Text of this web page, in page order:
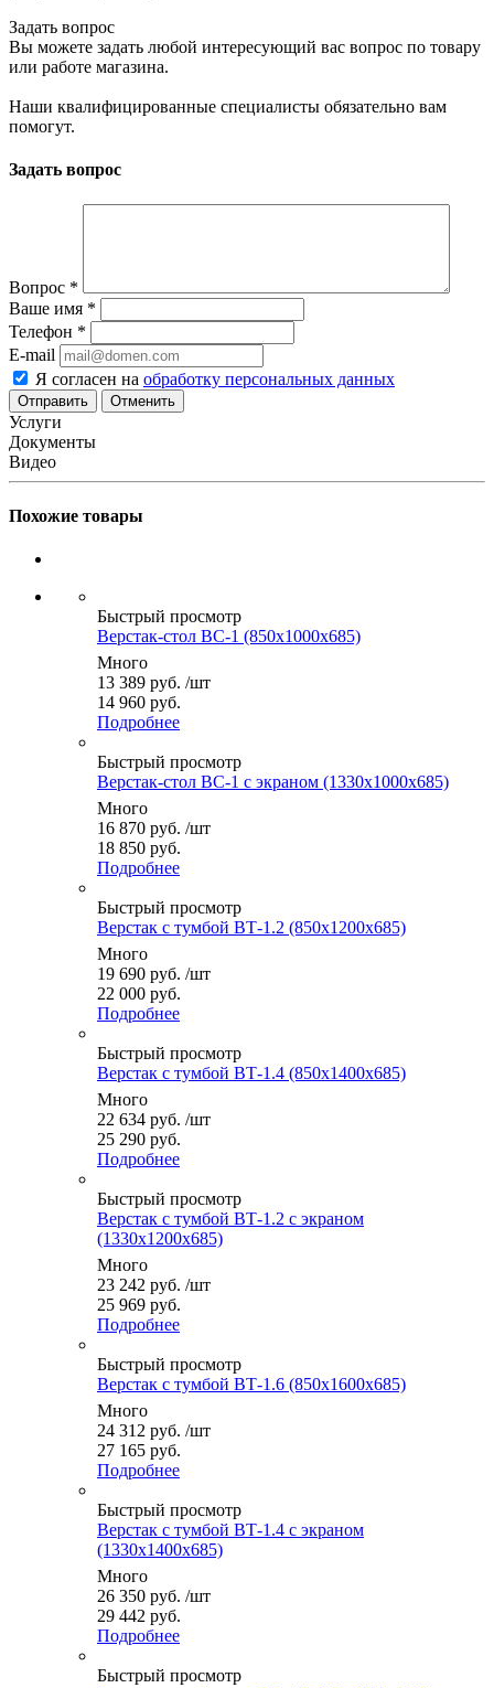
Задать вопрос
Вы можете задать любой интересующий вас вопрос по товару
или работе магазина.
Наши квалифицированные специалисты обязательно вам
помогут.
Задать вопрос
Вопрос *
Ваше имя *
Телефон *
E-mail
Я согласен на обработку персональных данных
Отменить
Услуги
Документы
Видео
Похожие товары
Быстрый просмотр
Верстак-стол ВС-1 (850x1000x685)
Много
13 389 руб. /шт
14 960 руб.
Подробнее
Быстрый просмотр
Верстак-стол ВС-1 с экраном (1330x1000x685)
Много
16 870 руб. /шт
18 850 руб.
Подробнее
Быстрый просмотр
Верстак с тумбой ВТ-1.2 (850x1200x685)
Много
19 690 руб. /шт
22 000 руб.
Подробнее
Быстрый просмотр
Верстак с тумбой ВТ-1.4 (850x1400x685)
Много
22 634 руб. /шт
25 290 руб.
Подробнее
Быстрый просмотр
Верстак с тумбой ВТ-1.2 с экраном
(1330x1200x685)
Много
23 242 руб. /шт
25 969 руб.
Подробнее
Быстрый просмотр
Верстак с тумбой ВТ-1.6 (850x1600x685)
Много
24 312 руб. /шт
27 165 руб.
Подробнее
Быстрый просмотр
Верстак с тумбой ВТ-1.4 с экраном
(1330x1400x685)
Много
26 350 руб. /шт
29 442 руб.
Подробнее
Быстрый просмотр